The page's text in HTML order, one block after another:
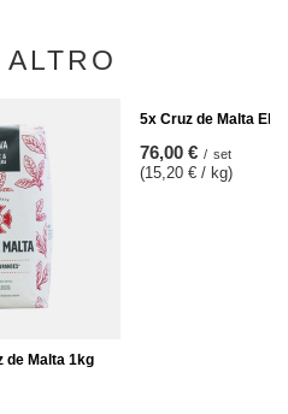
de Malta 1kg
5x Cruz de Malta
76,00 € / set
(15,20 € / kg)